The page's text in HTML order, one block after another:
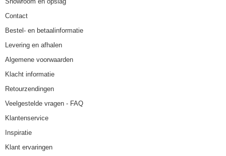
Contact
Bestel- en betaalinformatie
Levering en afhalen
Algemene voorwaarden
Klacht informatie
Retourzendingen
Veelgestelde vragen - FAQ
Klantenservice
Inspiratie
Klant ervaringen